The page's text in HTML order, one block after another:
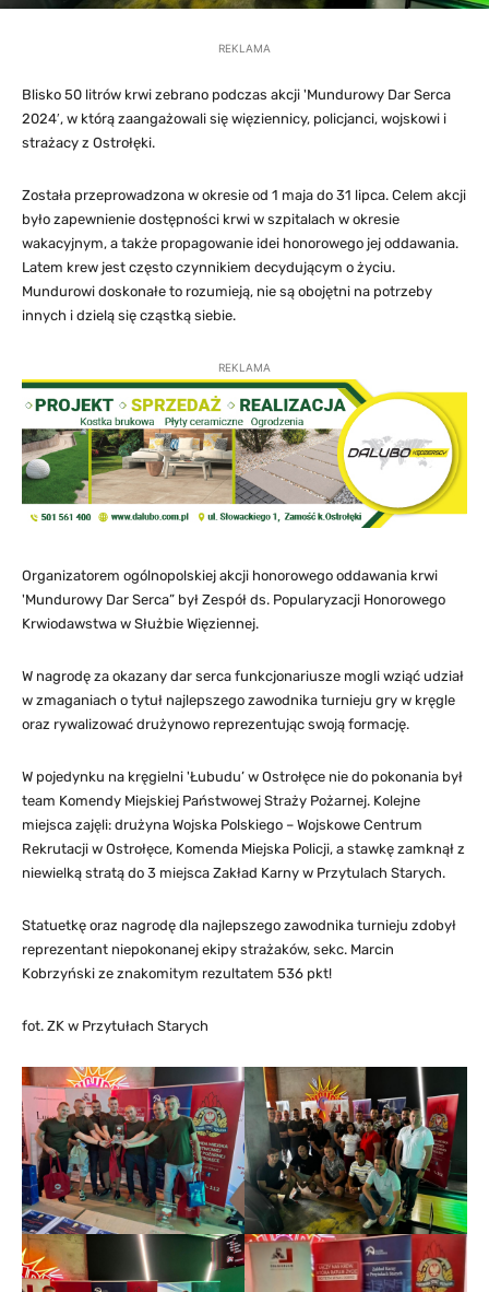
REKLAMA
Blisko 50 litrów krwi zebrano podczas akcji 'Mundurowy Dar Serca
2024′, w którą zaangażowali się więziennicy, policjanci, wojskowi i
strażacy z Ostrołęki.
Została przeprowadzona w okresie od 1 maja do 31 lipca. Celem akcji
było zapewnienie dostępności krwi w szpitalach w okresie
wakacyjnym, a także propagowanie idei honorowego jej oddawania.
Latem krew jest często czynnikiem decydującym o życiu.
Mundurowi doskonałe to rozumieją, nie są obojętni na potrzeby
innych i dzielą się cząstką siebie.
REKLAMA
Organizatorem ogólnopolskiej akcji honorowego oddawania krwi
'Mundurowy Dar Serca” był Zespół ds. Popularyzacji Honorowego
Krwiodawstwa w Służbie Więziennej.
W nagrodę za okazany dar serca funkcjonariusze mogli wziąć udział
w zmaganiach o tytuł najlepszego zawodnika turnieju gry w kręgle
oraz rywalizować drużynowo reprezentując swoją formację.
W pojedynku na kręgielni 'Łubudu’ w Ostrołęce nie do pokonania był
team Komendy Miejskiej Państwowej Straży Pożarnej. Kolejne
miejsca zajęli: drużyna Wojska Polskiego – Wojskowe Centrum
Rekrutacji w Ostrołęce, Komenda Miejska Policji, a stawkę zamknął z
niewielką stratą do 3 miejsca Zakład Karny w Przytulach Starych.
Statuetkę oraz nagrodę dla najlepszego zawodnika turnieju zdobył
reprezentant niepokonanej ekipy strażaków, sekc. Marcin
Kobrzyński ze znakomitym rezultatem 536 pkt!
fot. ZK w Przytułach Starych